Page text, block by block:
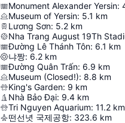
Monument Alexander Yersin:
Museum of Yersin: 5.1 km
Lương Sơn: 5.2 km
Nha Trang August 19Th
Đường Lê Thánh Tôn: 6.1 km
냐짱: 6.2 km
Đường Quân Trấn: 6.9 km
Museum (Closed!): 8.8 km
King's Garden: 9 km
Nhà Bảo Đại: 9.4 km
Tri Nguyen Aquarium: 11.2 km
떤선녓 국제공항: 323.6 km